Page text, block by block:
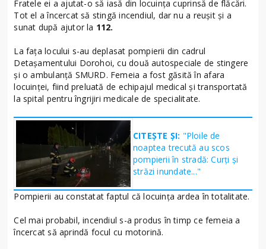
Fratele ei a ajutat-o să iasă din locuința cuprinsă de flăcări.
Tot el a încercat să stingă incendiul, dar nu a reușit și a
sunat după ajutor la 112.
La fața locului s-au deplasat pompierii din cadrul
Detașamentului Dorohoi, cu două autospeciale de stingere
și o ambulanță SMURD. Femeia a fost găsită în afara
locuinței, fiind preluată de echipajul medical și transportată
la spital pentru îngrijiri medicale de specialitate.
CITEȘTE ȘI: "Ploile de
noaptea trecută au scos
pompierii în stradă: Curți și
străzi inundate..."
Pompierii au constatat faptul că locuința ardea în totalitate.
Cel mai probabil, incendiul s-a produs în timp ce femeia a
încercat să aprindă focul cu motorină.